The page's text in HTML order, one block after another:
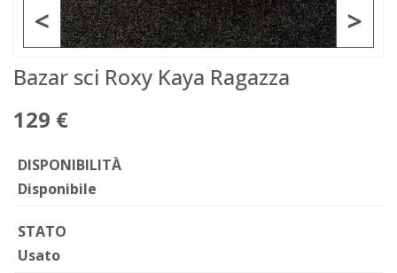
>
<
Bazar sci Roxy Kaya Ragazza
129 €
DISPONIBILITÀ
Disponibile
STATO
Usato